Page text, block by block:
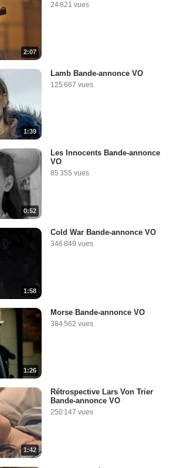
2:07
24 821 vues
1:39
Lamb Bande-annonce VO
125 667 vues
0:52
Les Innocents Bande-annonce
VO
85 355 vues
1:58
Cold War Bande-annonce VO
346 849 vues
1:26
Morse Bande-annonce VO
384 562 vues
1:42
Rétrospective Lars Von Trier
Bande-annonce VO
250 147 vues